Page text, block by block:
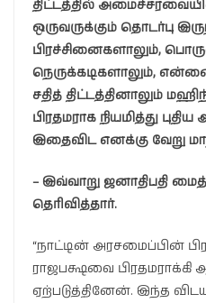
திட்டத்தில்
ஒருவருக்கும் தொடர்பு
பிரச்சினைகளாலும்,
நெருக்கடிகளாலும்,
சதித் திட்டத்தினாலும்
பிரதமராக நியமித்து
இதைவிட எனக்கு வேறு
– இவ்வாறு ஜனாதிபதி
தெரிவித்தார்.
“நாட்டின் அரசமைப்பின்
ராஜபக்ஷவை பிரதமராக்கி
ஏற்படுத்தினேன். இந்த